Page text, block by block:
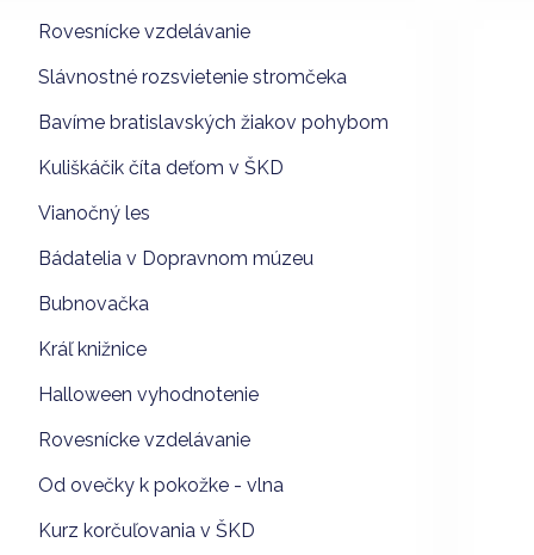
Rovesnícke vzdelávanie
Slávnostné rozsvietenie stromčeka
Bavíme bratislavských žiakov pohybom
Kuliškáčik číta deťom v ŠKD
Vianočný les
Bádatelia v Dopravnom múzeu
Bubnovačka
Kráľ knižnice
Halloween vyhodnotenie
Rovesnícke vzdelávanie
Od ovečky k pokožke - vlna
Kurz korčuľovania v ŠKD